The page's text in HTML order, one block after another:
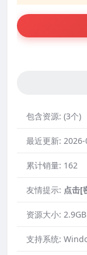
包含资源: (3个)
最近更新:
累计销量: 162
友情提示: 点击[
资源大小: 2.9GB
支持系统: